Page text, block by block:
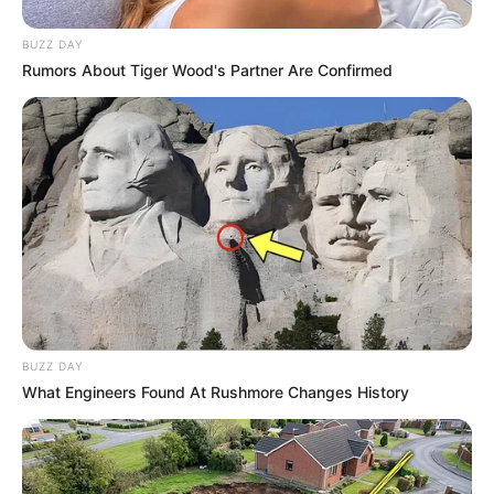
ambiente formal de trabalho. Ambos os resgatados passam bem
após atendimento inicial.
Matérias Bônus
🧊 Mulher mais bonita do mundo revela
🧊 Famosas: As 40 mamães mais belas dos...
🧊 Eleita as 10 mulheres mais bonitas do mundo.
🧊 Joy, Zendaya, Bella Hadid e Margot são as mulheres.
..
BUZZ DAY
Rumors About Tiger Wood's Partner Are Confirmed
BUZZ DAY
What Engineers Found At Rushmore Changes History